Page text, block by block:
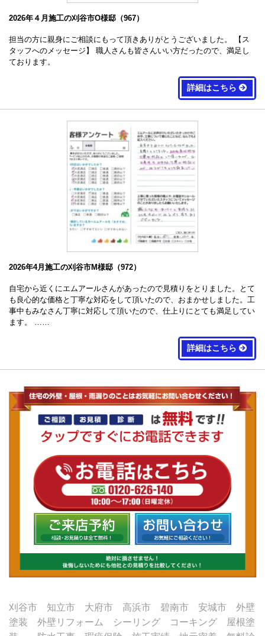
2026年４月施工の刈谷市O様邸（967）
担当の方に親身にご相談にもって頂きありがとうございました。 【ス
タッフへのメッセージ】 職人さんも皆さんいい方だったので、満足し
ております。
詳細はこちら
2026年4月施工の刈谷市M様邸（972）
自宅から近くにエムアールさんがあったので見積りをとりました。とて
も良心的な価格と丁寧な対応をして頂いたので、おまかせしました。工
事中もみなさん丁寧に対応して頂いたので、仕上りにとても満足してい
ます。 ……
詳細はこちら
刈谷市 知立市 大府市 高浜市 碧南市 安城市 外壁
塗装 外壁リフォーム シーリング コーキング 屋根塗